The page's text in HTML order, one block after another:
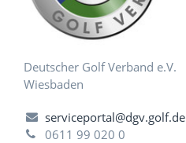
Deutscher Golf Verband e.V.
Wiesbaden
serviceportal@dgv.golf.de
0611 99 020 0